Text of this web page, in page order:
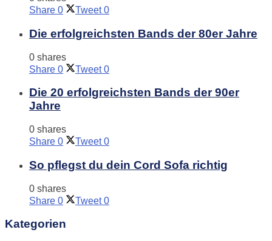
Share 0 Tweet 0
Die erfolgreichsten Bands der 80er Jahre
0 shares
Share 0 Tweet 0
Die 20 erfolgreichsten Bands der 90er
Jahre
0 shares
Share 0 Tweet 0
So pflegst du dein Cord Sofa richtig
0 shares
Share 0 Tweet 0
Kategorien